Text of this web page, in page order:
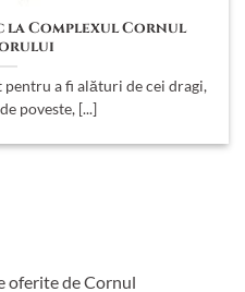
oferite de Cornul
la Complexul Cornul
a fi alături de cei dragi,
poveste, [...]